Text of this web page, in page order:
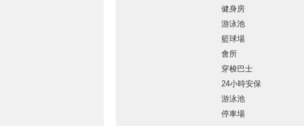
健身房
游泳池
籃球場
會所
穿梭巴士
24小時安保
游泳池
停車場